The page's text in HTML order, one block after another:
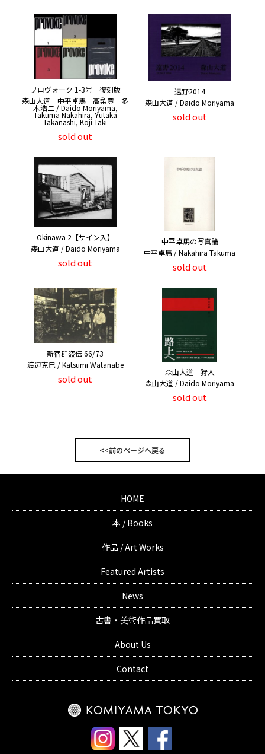
プロヴォーク 1-3号 復刻版
森山大道 中平卓馬 高梨豊 多
木浩二 / Daido Moriyama,
Takuma Nakahira, Yutaka
Takanashi, Koji Taki
sold out
遠野2014
森山大道 / Daido Moriyama
sold out
Okinawa 2【サイン入】
森山大道 / Daido Moriyama
sold out
中平卓馬の写真論
中平卓馬 / Nakahira Takuma
sold out
新宿群盗伝 66/73
渡辺克巳 / Katsumi Watanabe
sold out
森山大道 狩人
森山大道 / Daido Moriyama
sold out
<<前のページへ戻る
HOME
本 / Books
作品 / Art Works
Featured Artists
News
古書・美術作品買取
About Us
Contact